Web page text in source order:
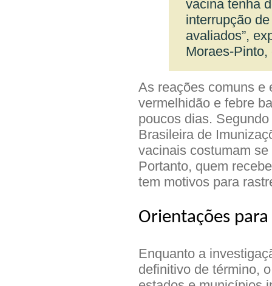
vacina tenha
interrupção
avaliados”,
Moraes-
As reações comuns e
vermelhidão e febre
poucos dias.
Brasileira de
vacinais costumam
Portanto, quem
tem motivos para
Orientações
Enquanto a
definitivo de término,